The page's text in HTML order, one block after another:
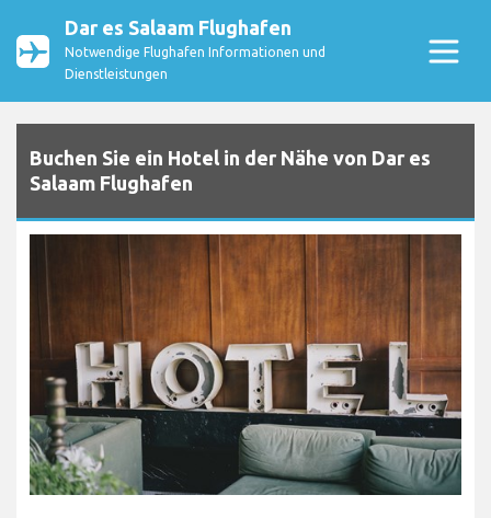
Dar es Salaam Flughafen
Notwendige Flughafen Informationen und
Dienstleistungen
Buchen Sie ein Hotel in der Nähe von Dar es
Salaam Flughafen